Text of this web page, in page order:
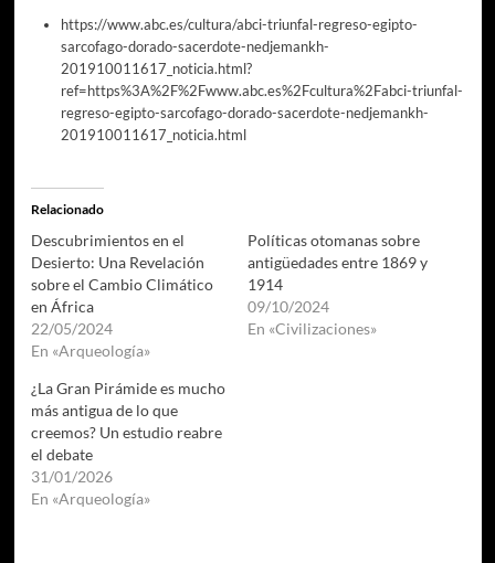
https://www.abc.es/cultura/abci-triunfal-regreso-egipto-
sarcofago-dorado-sacerdote-nedjemankh-
201910011617_noticia.html?
ref=https%3A%2F%2Fwww.abc.es%2Fcultura%2Fabci-triunfal-
regreso-egipto-sarcofago-dorado-sacerdote-nedjemankh-
201910011617_noticia.html
Relacionado
Descubrimientos en el
Desierto: Una Revelación
sobre el Cambio Climático
en África
22/05/2024
En «Arqueología»
Políticas otomanas sobre
antigüedades entre 1869 y
1914
09/10/2024
En «Civilizaciones»
¿La Gran Pirámide es mucho
más antigua de lo que
creemos? Un estudio reabre
el debate
31/01/2026
En «Arqueología»